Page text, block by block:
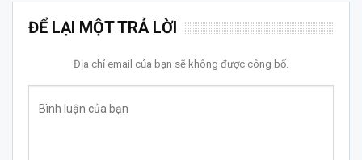
ĐỂ LẠI MỘT TRẢ LỜI
Địa chỉ email của bạn sẽ không được công bố.